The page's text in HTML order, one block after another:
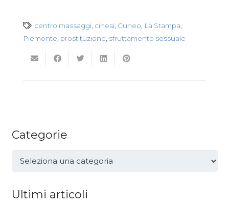
centro massaggi cinesi Cuneo La Stampa
Piemonte prostituzione sfruttamento sessuale
Categorie
Categorie
Ultimi articoli